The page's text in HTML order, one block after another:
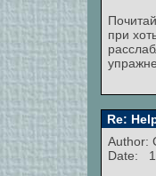
при
Re:
Author:
Date: